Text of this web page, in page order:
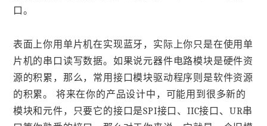
口。
表面上你用单片机在实现蓝牙，实际上你只是在使用单
片机的串口读写数据。如果说元器件电路模块是硬件资
源的积累，那么，常用接口模块驱动程序则是软件资源
的积累。 将来在你的产品设计中，可能用到很多新的
模块和元件，只要它的接口是SPI接口、IIC接口、UR串